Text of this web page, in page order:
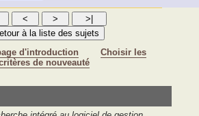
d'introduction
Choisir les
de nouveauté